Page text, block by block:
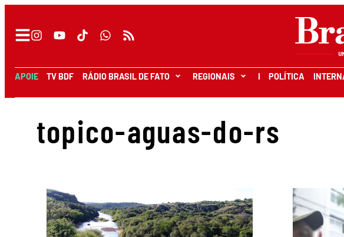
APOIE TV BDF RÁDIO BRASIL DE FATO REGIONAIS I POLÍTICA
topico-aguas-do-rs